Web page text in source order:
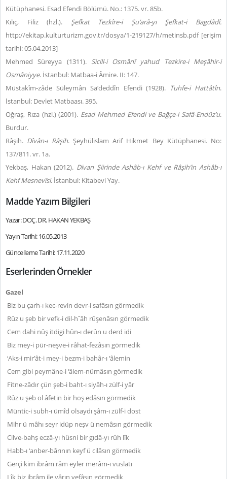
Kütüphanesi. Esad Efendi Bölümü. No.: 1375. vr. 85b.
Kılıç, Filiz (hzl.). Şefkat Tezkîre-i Şu‘arâ-yı Şefkat-i Bagdâdî.
http://ekitap.kulturturizm.gov.tr/dosya/1-219127/h/metinsb.pdf [erişim
tarihi: 05.04.2013]
Mehmed Süreyya (1311). Sicill-i Osmânî yahud Tezkire-i Meşâhir-i
Osmâniyye. İstanbul: Matbaa-i Âmire. II: 147.
Müstakîm-zâde Süleymân Sa‘deddîn Efendi (1928). Tuhfe-i Hattâtîn.
İstanbul: Devlet Matbaası. 395.
Oğraş, Rıza (hzl.) (2001). Esad Mehmed Efendi ve Bağçe-i Safâ-Endûz’u.
Burdur.
Râşih. Dîvân-ı Râşih. Şeyhülislam Arif Hikmet Bey Kütüphanesi. No:
137/811. vr. 1a.
Yekbaş, Hakan (2012). Divan Şiirinde Ashâb-ı Kehf ve Râşih’in Ashâb-ı
Kehf Mesnevîsi. İstanbul: Kitabevi Yay.
Madde Yazım Bilgileri
Yazar: DOÇ. DR. HAKAN YEKBAŞ
Yayın Tarihi: 16.05.2013
Güncelleme Tarihi: 17.11.2020
Eserlerinden Örnekler
Gazel
Biz bu çarh-ı kec-revin devr-i safâsın görmedik
Rûz u şeb bir vefk-i dil-hˇâh rûşenâsın görmedik
Cem dahi nûş itdigi hûn-ı derûn u derd idi
Biz mey-i pür-neşve-i râhat-fezâsın görmedik
‘Aks-i mir’ât-i mey-i bezm-i bahâr-ı ‘âlemin
Cem gibi peymâne-i ‘âlem-nümâsın görmedik
Fitne-zâdır çün şeb-i baht-ı siyâh-ı zülf-i yâr
Rûz u şeb ol âfetin bir hoş edâsın görmedik
Müntic-i subh-ı ümîd olsaydı şâm-ı zülf-i dost
Mihr ü mâhı seyr idüp neşv ü nemâsın görmedik
Cilve-bahş eczâ-yı hüsni bir gıdâ-yı rûh lîk
Habb-ı ‘anber-bârının keyf ü cilâsın görmedik
Gerçi kim ibrâm râm eyler merâm-ı vuslatı
Lîk biz ibrâm ile yârın vefâsın görmedik